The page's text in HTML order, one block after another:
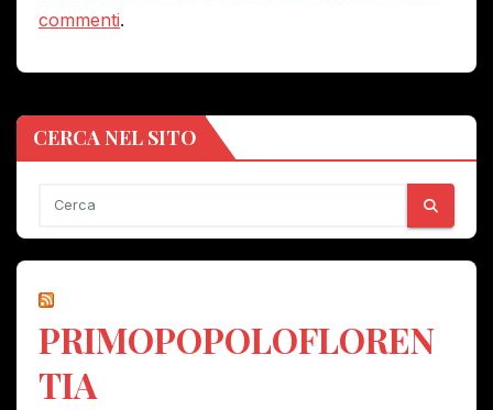
commenti.
CERCA NEL SITO
PRIMOPOPOLOFLOREN
TIA